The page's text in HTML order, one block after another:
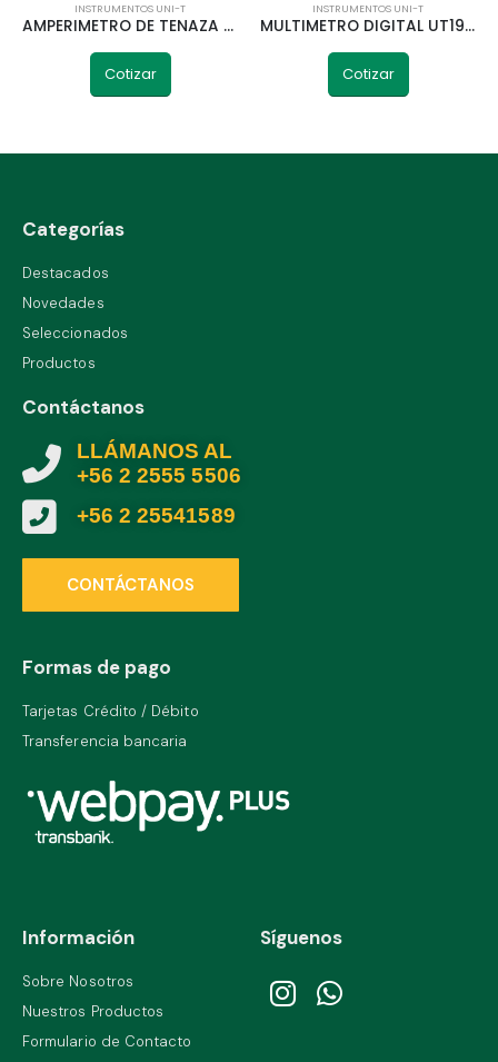
INSTRUMENTOS UNI-T
AMPERIMETRO DE TENAZA DIGITAL AC/DC UT203 UNI-T
Cotizar
INSTRUMENTOS UNI-T
MULTIMETRO DIGITAL UT191E UNI-T
Cotizar
Categorías
Destacados
Novedades
Seleccionados
Productos
Contáctanos
LLÁMANOS AL
+56 2 2555 5506
+56 2 25541589
CONTÁCTANOS
Formas de pago
Tarjetas Crédito / Débito
Transferencia bancaria
Información
Sobre Nosotros
Nuestros Productos
Formulario de Contacto
Síguenos